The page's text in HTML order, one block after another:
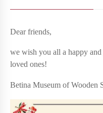
Dear friends,
we wish you all a happy
loved ones!
Betina Museum of Wooden